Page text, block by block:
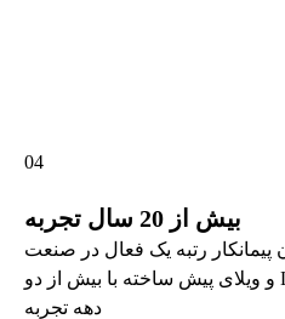
04
بیش از 20 سال تجربه
پیمانکار رتبه یک فعال در صنعت
ساختمان ، ویلای Lsf و ویلای پیش ساخته با بیش از دو
دهه تجربه